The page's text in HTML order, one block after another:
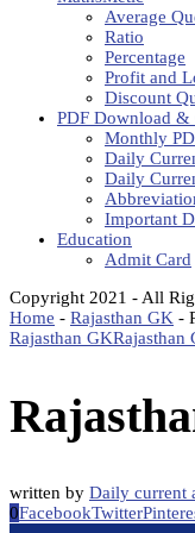
Average
Ratio
Percentage
Profit and
Discount
PDF Download &
Monthly
Daily
Daily
Important
Education
Admit Card
Copyright 2021 - All
Home - Rajasthan GK -
Rajasthan GKRajasthan
written by Daily current
0FacebookTwitter